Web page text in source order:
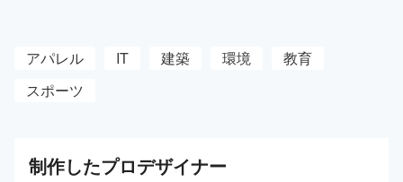
アパレル IT 建築 環境
教育
スポーツ
制作したプロデザイナー